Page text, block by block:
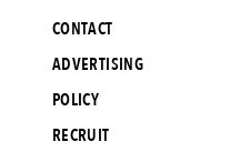
CONTACT
ADVERTISING
POLICY
RECRUIT